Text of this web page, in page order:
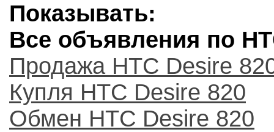
Показывать:
Все объявления по
Продажа HTC Desire
Купля HTC Desire 820
Обмен HTC Desire 820